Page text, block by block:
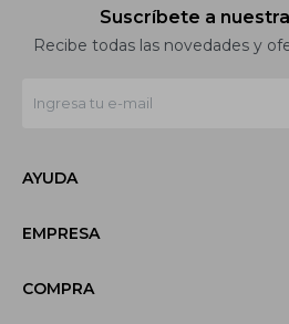
Suscríbete a
Recibe todas las novedades y
AYUDA
EMPRESA
COMPRA